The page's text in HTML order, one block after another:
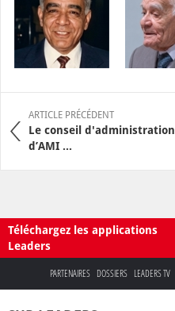
ARTICLE PRÉCÉDENT
Le conseil d'administration
d’AMI ...
Téléchargez les applications
Leaders
PARTENAIRES DOSSIERS LEADERS TV